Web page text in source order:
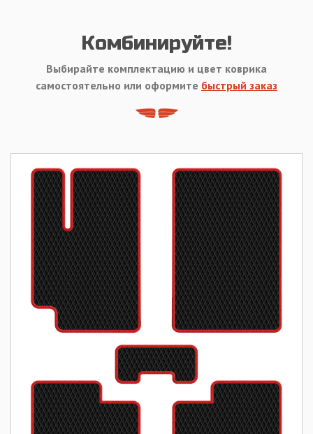
Комбинируйте!
Выбирайте комплектацию и цвет коврика
самостоятельно или оформите быстрый заказ